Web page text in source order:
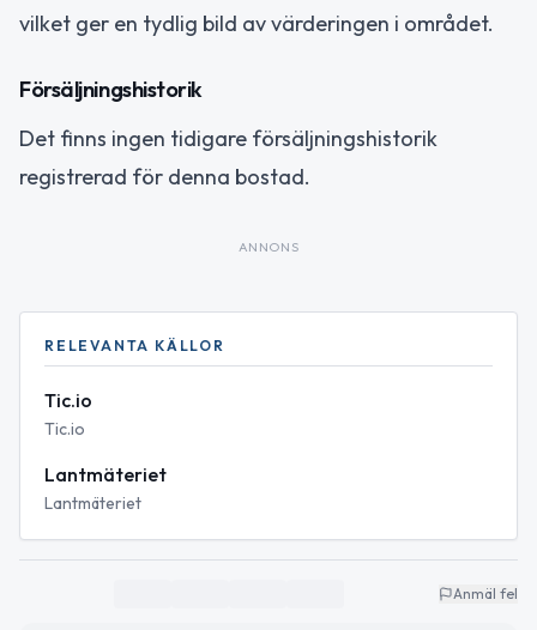
vilket ger en tydlig bild av värderingen i området.
Försäljningshistorik
Det finns ingen tidigare försäljningshistorik
registrerad för denna bostad.
ANNONS
RELEVANTA KÄLLOR
Tic.io
Tic.io
Lantmäteriet
Lantmäteriet
Anmäl fel